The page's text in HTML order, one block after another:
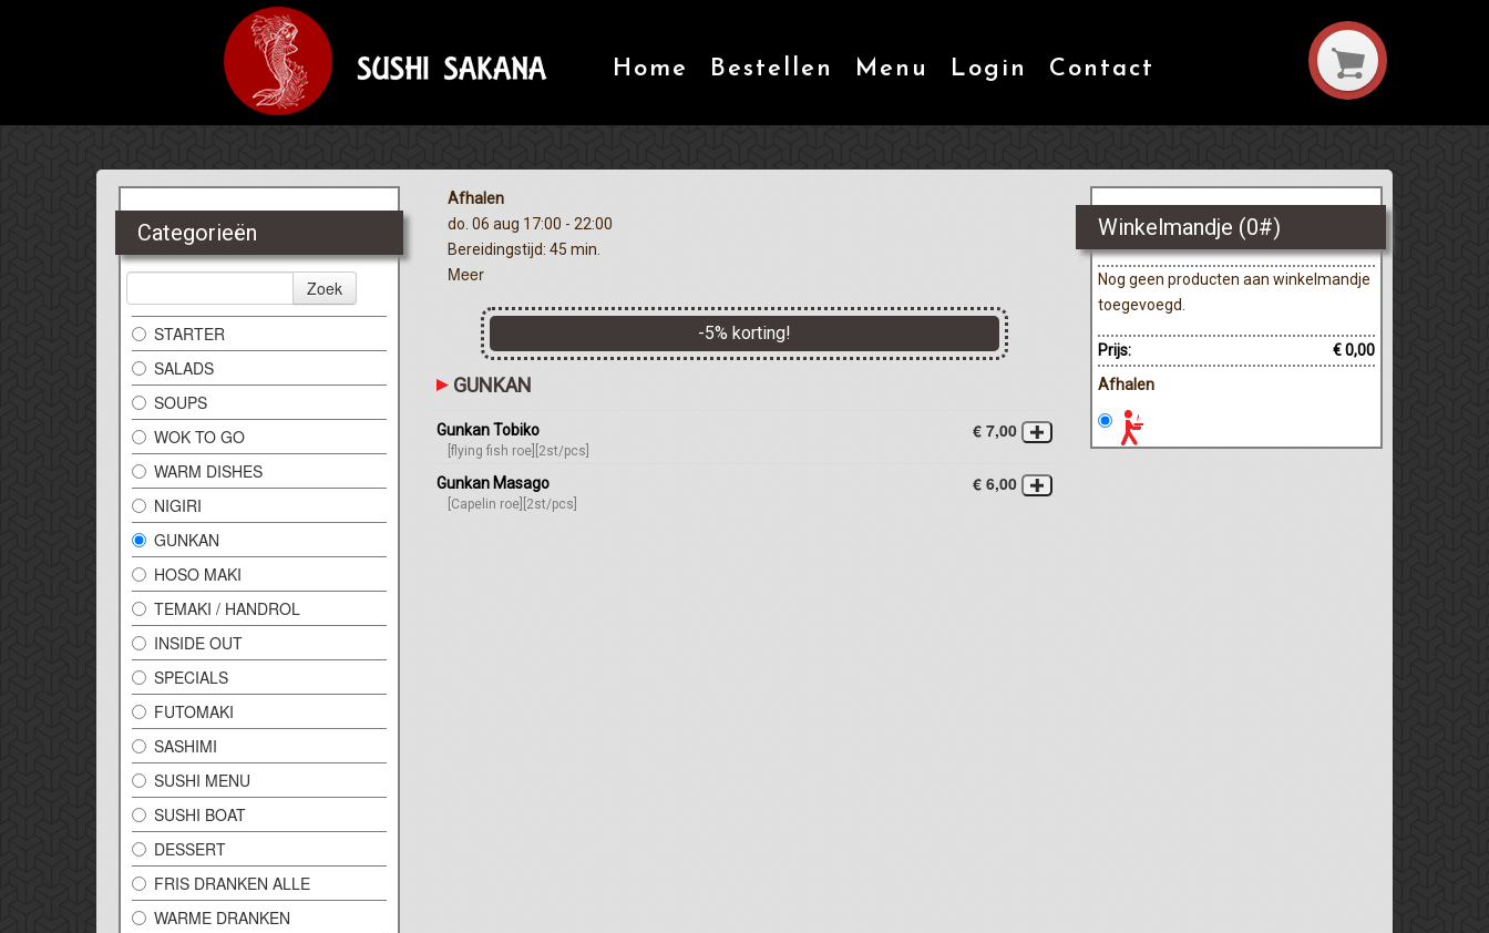
Home Bestellen Menu Login Contact
Categorieën
Zoek
STARTER
SALADS
SOUPS
WOK TO GO
WARM DISHES
NIGIRI
GUNKAN
HOSO MAKI
TEMAKI / HANDROL
INSIDE OUT
SPECIALS
FUTOMAKI
SASHIMI
SUSHI MENU
SUSHI BOAT
DESSERT
FRIS DRANKEN ALLE
WARME DRANKEN
Afhalen
do. 06 aug 17:00 - 22:00
Bereidingstijd: 45 min.
Meer
-5% korting!
GUNKAN
Gunkan Tobiko
[flying fish roe][2st/pcs]
€ 7,00
Gunkan Masago
​[Capelin roe][2st/pcs]
€ 6,00
Winkelmandje (0#)
Nog geen producten aan winkelmandje
toegevoegd.
Prijs:
€ 0,00
Afhalen